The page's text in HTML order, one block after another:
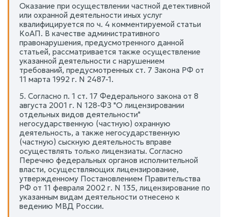
Оказание при осуществлении частной детективной
или охранной деятельности иных услуг
квалифицируется по ч. 4 комментируемой статьи
КоАП. В качестве административного
правонарушения, предусмотренного данной
статьей, рассматривается также осуществление
указанной деятельности с нарушением
требований, предусмотренных ст. 7 Закона РФ от
11 марта 1992 г. N 2487-1.
5. Согласно п. 1 ст. 17 Федерального закона от 8
августа 2001 г. N 128-ФЗ "О лицензировании
отдельных видов деятельности"
негосударственную (частную) охранную
деятельность, а также негосударственную
(частную) сыскную деятельность вправе
осуществлять только лицензиаты. Согласно
Перечню федеральных органов исполнительной
власти, осуществляющих лицензирование,
утвержденному Постановлением Правительства
РФ от 11 февраля 2002 г. N 135, лицензирование по
указанным видам деятельности отнесено к
ведению МВД России.